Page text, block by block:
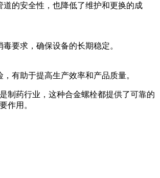
的安全性，也降低了维护和更换的成
要求，确保设备的长期稳定。
有助于提高生产效率和产品质量。
制药行业，这种合金螺栓都提供了可靠的
作用。